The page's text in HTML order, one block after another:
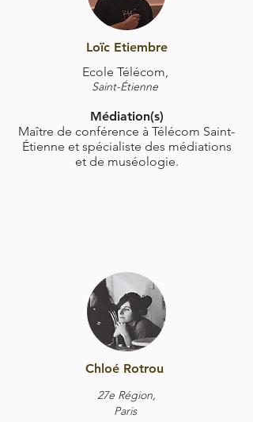
Loïc Etiembre
Ecole Télécom,
Saint-Étienne
Médiation(s)
Maître de conférence à Télécom Saint-
Étienne et spécialiste des médiations
et de muséologie.
Chloé Rotrou
27e Région,
Paris